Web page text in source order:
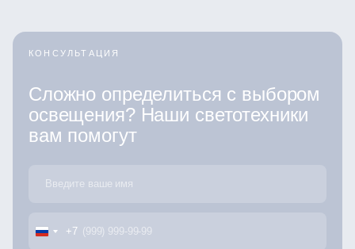
КОНСУЛЬТАЦИЯ
Сложно определиться с выбором
освещения? Наши светотехники
вам помогут
+7